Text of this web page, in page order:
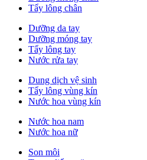
Tẩy lông chân
Dưỡng da tay
Dưỡng móng tay
Tẩy lông tay
Nước rửa tay
Dung dịch vệ sinh
Tẩy lông vùng kín
Nước hoa vùng kín
Nước hoa nam
Nước hoa nữ
Son môi